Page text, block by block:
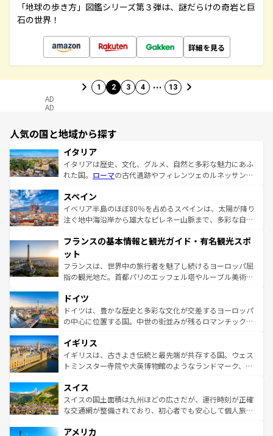
「地球の歩き方」図鑑シリーズ第３弾は、謎だらけの奇岩と巨
石の世界！
詳細を見る
1 2 3 4 … 13
AD
AD
人気の国と地域から探す
イタリア
イタリアは歴史、文化、グルメ、自然と多彩な魅力にあふ
れた国。 ローマの古代遺跡やフィレンツェのルネッサンス
ろん、トスカーナの美しい田園風景やアマルフィ海岸の絶
景など、自然景観も見逃せない。観光の合間には、本場の
ピザやパスタなど、絶品のイタリア料理を堪能することも
ませてくれるイタリアで、忘れられない旅をしてみよう！
なお、新着のイタリア情報は
しい。
スペイン
イベリア半島のほぼ80％を占めるスペインは、太陽が降り
注ぐ地中海沿岸から雄大なピレネー山脈まで、多彩な自然
文化が根付くこの国では、情熱的なフラメンコ、熱気あふ
れる闘牛、そして美味しいタパスが生活の一部となってい
る。首都マドリードの洗練された雰囲気や、バルセロナの
アートに溢れた街角から、地方では古代ローマ遺跡や中世
せる。地方によって風土や気候が異なるスペインはその個
性で訪れる人を魅了する。 なお、新着のスペイン情報は コ
ンテンツ一覧を参照してほしい。
フランスの基本情報と観光ガイド・有名観光スポ
ット
フランスは、世界中の旅行者を魅了し続けるヨーロッパ屈
指の観光地だ。首都パリのエッフェル塔やルーブル美術館
で、幅広い魅力が詰まっている。華麗な宮殿、歴史的な大
聖堂、美しいビーチ、そして豊かな自然が、訪れる者を心
から魅了する。また、フランスは美食の国としても知ら
いる。シャンパンの発祥地であるランス、プロヴァンスの
香り高いラベンダー畑など、多彩な楽しみ方が可能だ。さ
らに、パリ以外の地域にも魅力が溢れており、どの街角に
れる地方に足を運ぶとそれぞれで全く異なる文化を体験で
きるだろう。 なお、新着のフランス情報はコンテンツ一覧
を参照してほしい。
ドイツ
ドイツは、豊かな歴史と多彩な文化が交差するヨーロッパ
の中心に位置する国。中世の街並みが残るロマンチック街
顔を持つこの国は、どこを歩いても飽きることがない。ベ
ルリンの文化的活気、バイエルン州のアルプスの絶景、そ
してライン川沿いのワイン畑といった風景は必見。ビール
は、お酒好きな人にはぜひ体験してほしい。 なお、新着の
ドイツ情報はコンテンツ一覧を参照してほしい。
イギリス
イギリスは、古きよき伝統と最先端が共存する国。ウェス
トミンスター寺院や大英博物館のようなランドマーク、歴
リアごとに異なる魅力がある。また、優雅なアフタヌーン
ティー、ビール好きにはたまらない英国パブ、サッカー観
戦など、本場だからこそできる体験も豊富。イギリスを旅
ンツ一覧を参照してほしい。
スイス
スイスの国土面積は九州ほどの広さだが、運行時刻が正確
な交通網が整備されており、初心者でも安心して個人旅行
の建物がそのまま残る町や、スイスならではのユニークな
アメリカ